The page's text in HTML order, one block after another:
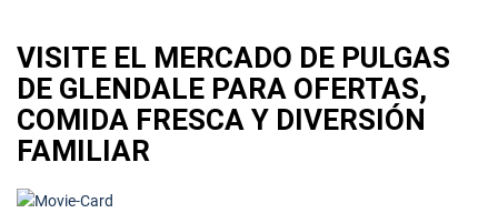
VISITE EL MERCADO DE PULGAS
DE GLENDALE PARA OFERTAS,
COMIDA FRESCA Y DIVERSIÓN
FAMILIAR